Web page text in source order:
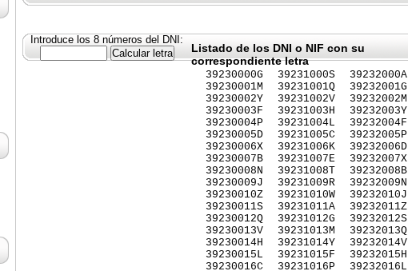
Introduce los 8 números del DNI:
Listado de los DNI o NIF con su
correspondiente letra
39230000G
39230001M
39230002Y
39230003F
39230004P
39230005D
39230006X
39230007B
39230008N
39230009J
39230010Z
39230011S
39230012Q
39230013V
39230014H
39230015L
39230016C
39231000S
39231001Q
39231002V
39231003H
39231004L
39231005C
39231006K
39231007E
39231008T
39231009R
39231010W
39231011A
39231012G
39231013M
39231014Y
39231015F
39231016P
39232000A
39232001G
39232002M
39232003Y
39232004F
39232005P
39232006D
39232007X
39232008B
39232009N
39232010J
39232011Z
39232012S
39232013Q
39232014V
39232015H
39232016L